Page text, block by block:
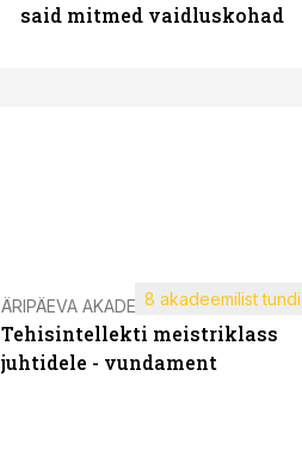
said mitmed vaidluskohad
ÄRIPÄEVA AKADEEMIA
Tehisintellekti meistriklass
juhtidele - vundament
8 akadeemilist tundi